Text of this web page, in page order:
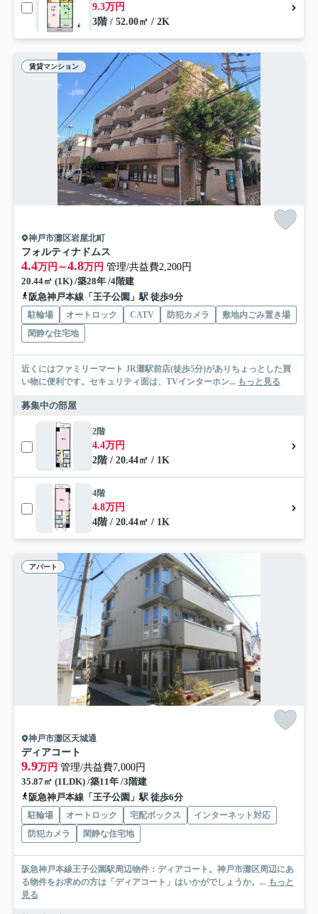
9.3万円
3階 / 52.00㎡ / 2K
賃貸マンション
神戸市灘区岩屋北町
フォルティナドムス
4.4万円～4.8万円 管理/共益費2,200円
20.44㎡ (1K) /築28年 /4階建
阪急神戸本線「王子公園」駅 徒歩9分
駐輪場 オートロック CATV 防犯カメラ
敷地内ごみ置き場
閑静な住宅地
近くにはファミリーマート JR灘駅前店(徒歩5分)がありちょっとした買
い物に便利です。セキュリティ面は、TVインターホン... もっと見る
募集中の部屋
2階
4.4万円
2階 / 20.44㎡ / 1K
4階
4.8万円
4階 / 20.44㎡ / 1K
アパート
神戸市灘区天城通
ディアコート
9.9万円 管理/共益費7,000円
35.87㎡ (1LDK) /築11年 /3階建
阪急神戸本線「王子公園」駅 徒歩6分
駐輪場 オートロック 宅配ボックス
インターネット対応
防犯カメラ
閑静な住宅地
阪急神戸本線王子公園駅周辺物件：ディアコート。神戸市灘区周辺にあ
る物件をお求めの方は「ディアコート」はいかがでしょうか。... もっと
見る